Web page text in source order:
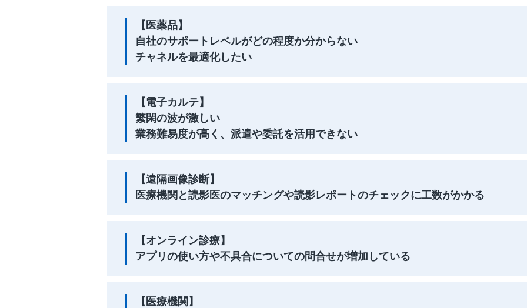
【医薬品】
自社のサポートレベルがどの程度か分からない
チャネルを最適化したい
【電子カルテ】
繁閑の波が激しい
業務難易度が高く、派遣や委託を活用できない
【遠隔画像診断】
医療機関と読影医のマッチングや読影レポートのチェックに工数がかかる
【オンライン診療】
アプリの使い方や不具合についての問合せが増加している
【医療機関】